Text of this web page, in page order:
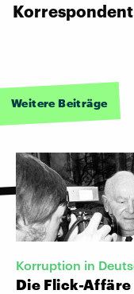
Korrespondent
Weitere Beiträge
Korruption in
Die Flick-Affäre